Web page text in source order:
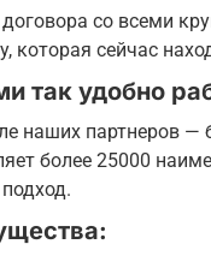
со всеми
которая сейчас
так удобно
наших партнеров —
более 25000